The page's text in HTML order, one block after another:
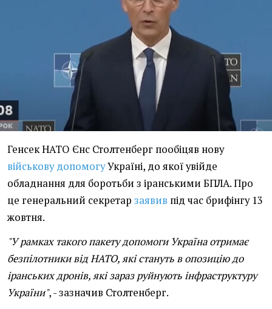
Генсек НАТО Єнс Столтенберг пообіцяв нову
військову допомогуУкраїні, до якої увійде
обладнання для боротьби з іранськими БПЛА. Про
це генеральний секретар заявив під час брифінгу 13
жовтня.
"У рамках такого пакету допомоги Україна отримає
безпілотники від НАТО, які стануть в опозицію до
іранських дронів, які зараз руйнують інфраструктуру
України", - зазначив Столтенберг.